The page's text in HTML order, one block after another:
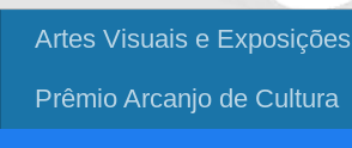
Artes Visuais e Exposições
Prêmio Arcanjo de Cultura